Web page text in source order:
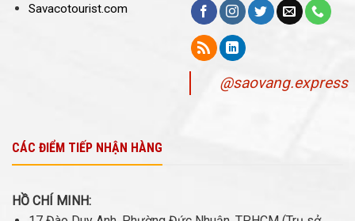
Savacotourist.com
@saovang.express
CÁC ĐIỂM TIẾP NHẬN HÀNG
HỒ CHÍ MINH: